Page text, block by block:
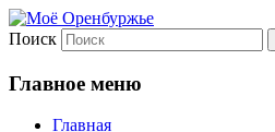
Поиск
Главное меню
Главная